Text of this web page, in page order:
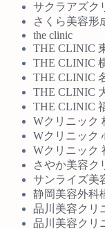
サクラアズク
さくら美容形
the clinic
THE CLINIC
THE CLINIC
THE CLINIC
THE CLINIC
THE CLINIC
Wクリニック
Wクリニック
Wクリニック
さやか美容ク
サンライズ美
静岡美容外科
品川美容クリ
品川美容クリ